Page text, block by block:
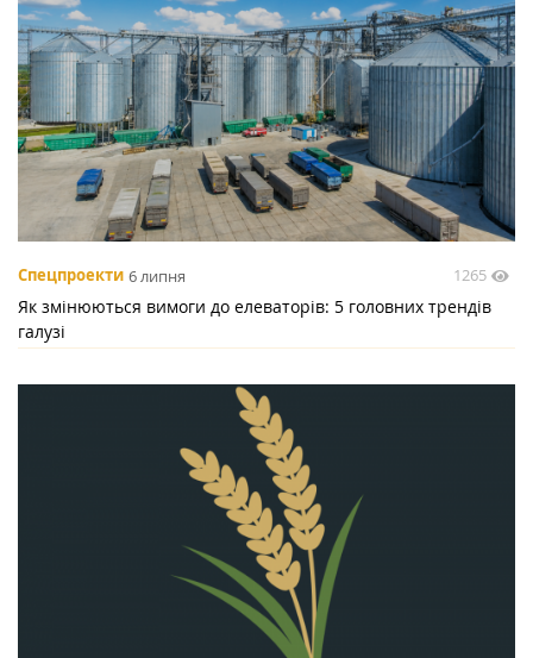
Спецпроекти 6 липня 1265
Як змінюються вимоги до елеваторів: 5 головних трендів
галузі